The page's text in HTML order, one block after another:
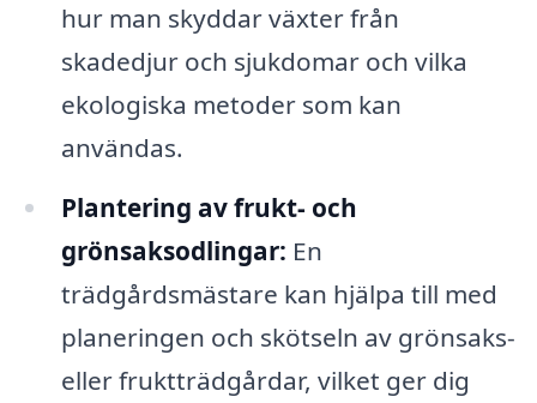
hur man skyddar växter från
skadedjur och sjukdomar och vilka
ekologiska metoder som kan
användas.
Plantering av frukt- och
grönsaksodlingar: En
trädgårdsmästare kan hjälpa till med
planeringen och skötseln av grönsaks-
eller fruktträdgårdar, vilket ger dig